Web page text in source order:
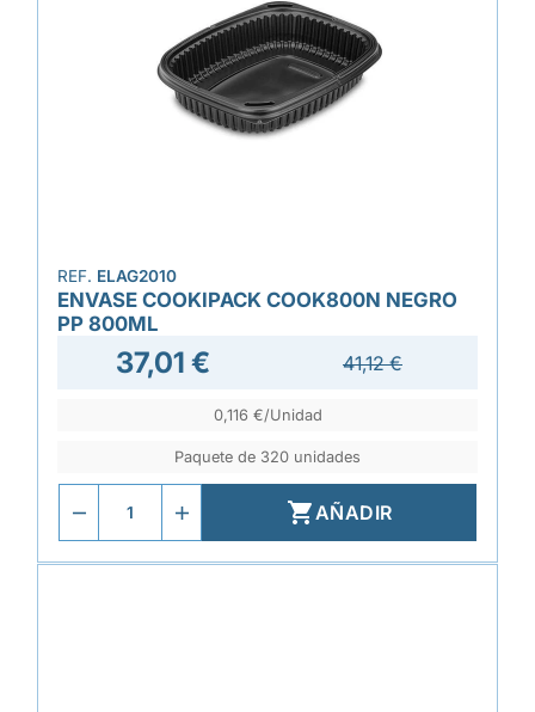
REF. ELAG2010
ENVASE COOKIPACK COOK800N NEGRO
PP 800ML
37,01 € 41,12 €
0,116 €/Unidad
Paquete de 320 unidades
AÑADIR